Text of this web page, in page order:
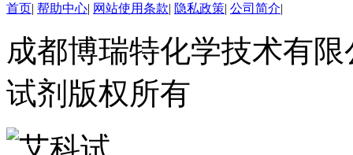
铕
高端化学
不对称合成
催化和无机化学
化学生物学
杂环砌块
有机砌块
首页| 帮助中心| 网站使用条款| 隐私政策| 公司简介|
成都博瑞特化学技术有
试剂版权所有